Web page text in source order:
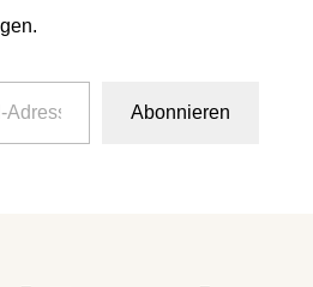
Abonnieren